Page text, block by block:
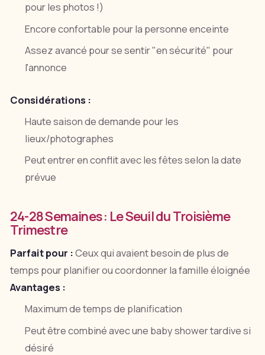
pour les photos !)
Encore confortable pour la personne enceinte
Assez avancé pour se sentir "en sécurité" pour
l'annonce
Considérations :
Haute saison de demande pour les
lieux/photographes
Peut entrer en conflit avec les fêtes selon la date
prévue
24-28 Semaines : Le Seuil du Troisième
Trimestre
Parfait pour :Ceux qui avaient besoin de plus de
temps pour planifier ou coordonner la famille éloignée
Avantages :
Maximum de temps de planification
Peut être combiné avec une baby shower tardive si
désiré